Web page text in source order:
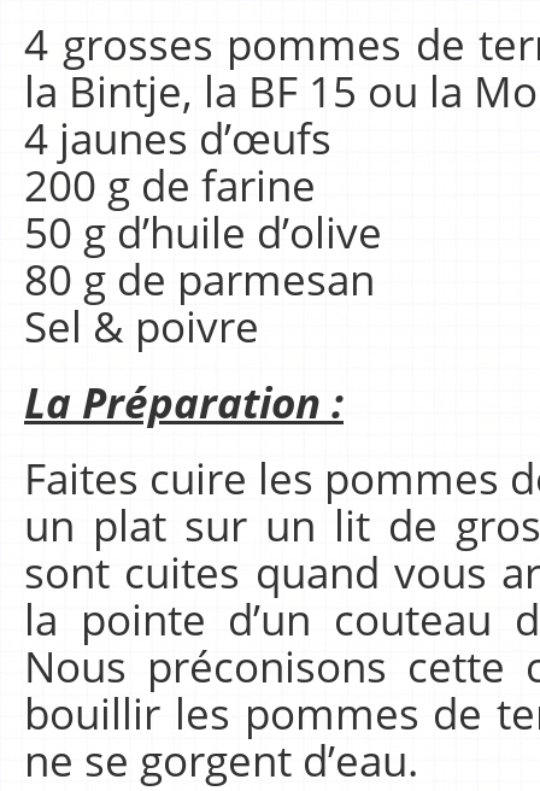
4 grosses pommes de
la Bintje, la BF 15 ou la
4 jaunes d’œufs
200 g de farine
50 g d’huile d’olive
80 g de parmesan
Sel & poivre
La Préparation :
Faites cuire les pommes
un plat sur un lit de
sont cuites quand vous
la pointe d’un couteau
Nous préconisons
bouillir les pommes de
ne se gorgent d’eau.